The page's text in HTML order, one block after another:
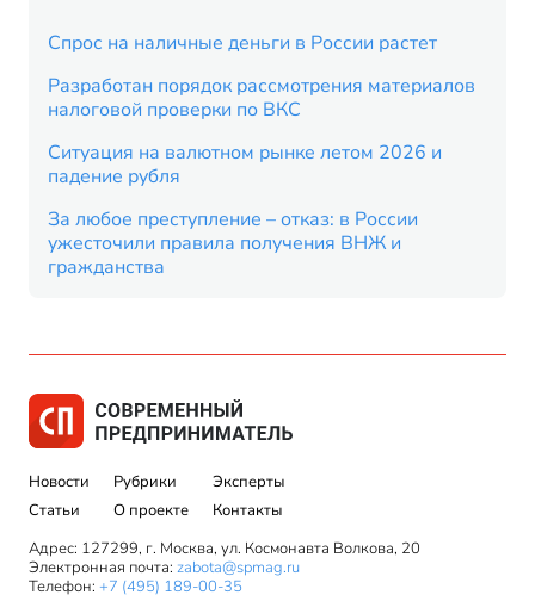
Спрос на наличные деньги в России растет
Разработан порядок рассмотрения материалов
налоговой проверки по ВКС
Ситуация на валютном рынке летом 2026 и
падение рубля
За любое преступление – отказ: в России
ужесточили правила получения ВНЖ и
гражданства
Новости
Статьи
Рубрики
О проекте
Эксперты
Контакты
Адрес: 127299, г. Москва, ул. Космонавта Волкова, 20
Электронная почта: zabota@spmag.ru
Телефон: +7 (495) 189-00-35